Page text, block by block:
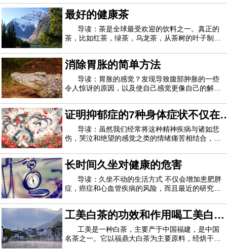
容。水氧活肤的原理水氧治疗仪利用高压氧气和水
以小于80微米的分子颗粒形成的喷雾流作用于皮
肤，活性水分子和纯氧迅速进入皮肤深层，使皮
最好的健康茶
导读：茶是全球最受欢迎的饮料之一。真正的
茶，比如红茶，绿茶，乌龙茶，从茶树的叶子制成
茶和凉茶都富含促进健康的植物化学物质，并且不
含卡路里，因此请毫不犹豫地冲泡一杯。红茶为了
制作红茶，茶树的叶子会被擦伤并使其枯萎
消除胃胀的简单方法
导读：胃胀的感觉？发现导致腹部肿胀的一些
令人惊讶的原因，以及使自己感觉更像自己的解决
后者。您正在正确地锻炼和饮食，那么腹胀怎么
了？有时罪魁祸首很明显（你好，荷尔蒙和昨晚的
墨西哥卷饼！），但其他时候则是你的健康习惯
证明抑郁症的7种身体症状不仅在
您的脑海中
导读：虽然我们经常将这种精神疾病与诸如悲
伤，哭泣和绝望的感觉之类的情绪痛苦相结合，研
痛。尽管我们并不经常将抑郁症视为身体上的痛
苦，但某些文化确实如此，尤其是那些公开谈论心
理健康的“禁忌”文化。例如，在中国和韩国文
长时间久坐对健康的危害
导读：久坐不动的生活方式 不仅会增加患肥胖
症，癌症和心血管疾病的风险，而且最近的研究表
是“坐骨病”？这是大众媒体上使用的标签，用于描
述因坐太久而造成的有害影响。研究表明，每次坐
下至少30分钟而没有站起来或进行其他体
工美白茶的功效和作用喝工美白茶
的好处
工美是一种白茶，主要产于中国福建，是中国
名茶之一。它以福鼎大白茶为主要原料，经烘干、